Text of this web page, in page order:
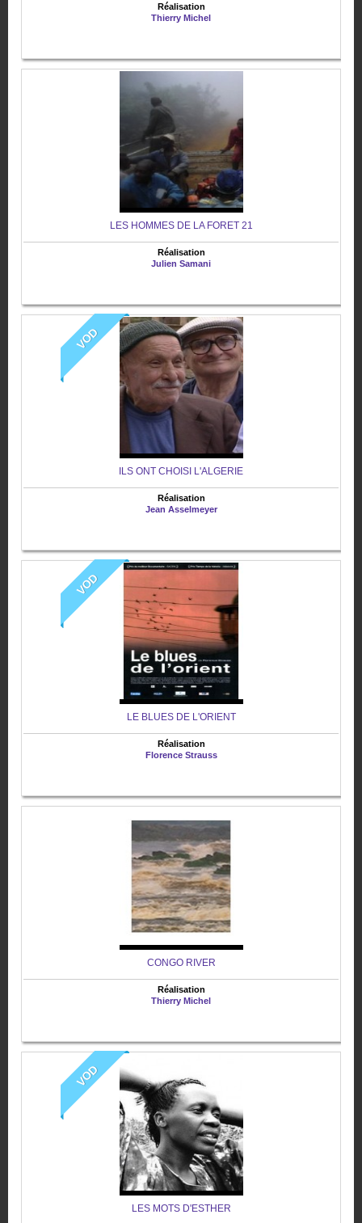
Réalisation
Thierry Michel
LES HOMMES DE LA FORET 21
Réalisation
Julien Samani
VOD
ILS ONT CHOISI L'ALGERIE
Réalisation
Jean Asselmeyer
VOD
LE BLUES DE L'ORIENT
Réalisation
Florence Strauss
CONGO RIVER
Réalisation
Thierry Michel
VOD
LES MOTS D'ESTHER